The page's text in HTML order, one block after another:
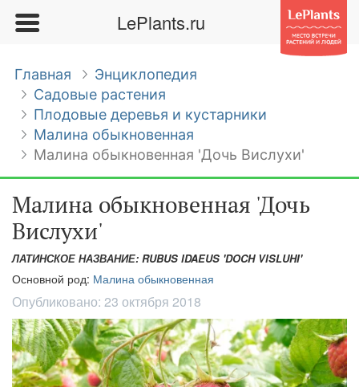
LePlants.ru
Главная
Энциклопедия
Садовые растения
Плодовые деревья и кустарники
Малина обыкновенная
Малина обыкновенная 'Дочь Вислухи'
Малина обыкновенная 'Дочь
Вислухи'
ЛАТИНСКОЕ НАЗВАНИЕ: RUBUS IDAEUS 'DOCH VISLUHI'
Основной род: Малина обыкновенная
Опубликовано: 23 октября 2018